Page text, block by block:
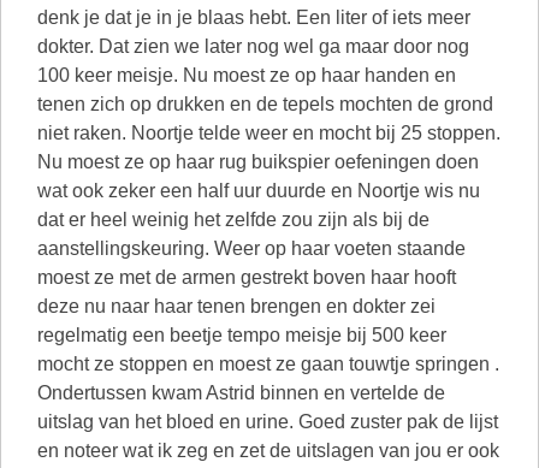
denk je dat je in je blaas hebt. Een liter of iets meer
dokter. Dat zien we later nog wel ga maar door nog
100 keer meisje. Nu moest ze op haar handen en
tenen zich op drukken en de tepels mochten de grond
niet raken. Noortje telde weer en mocht bij 25 stoppen.
Nu moest ze op haar rug buikspier oefeningen doen
wat ook zeker een half uur duurde en Noortje wis nu
dat er heel weinig het zelfde zou zijn als bij de
aanstellingskeuring. Weer op haar voeten staande
moest ze met de armen gestrekt boven haar hooft
deze nu naar haar tenen brengen en dokter zei
regelmatig een beetje tempo meisje bij 500 keer
mocht ze stoppen en moest ze gaan touwtje springen .
Ondertussen kwam Astrid binnen en vertelde de
uitslag van het bloed en urine. Goed zuster pak de lijst
en noteer wat ik zeg en zet de uitslagen van jou er ook